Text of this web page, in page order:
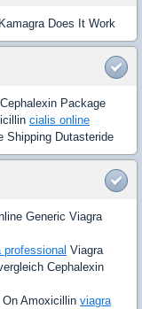
Kamagra Does It Work
Package
cialis online
Shipping Dutasteride
Generic Viagra
professional Viagra
Cephalexin
Amoxicillin viagra